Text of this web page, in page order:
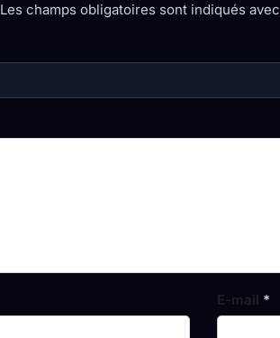
Les champs obligatoires sont indiqués avec
E-mail *